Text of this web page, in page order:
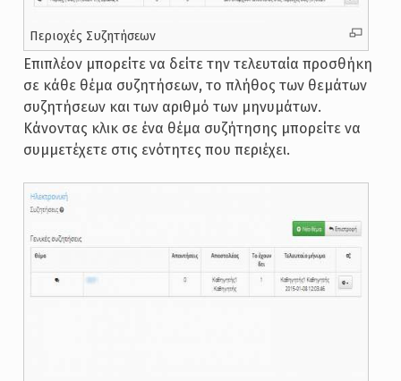
Περιοχές Συζητήσεων
Επιπλέον μπορείτε να δείτε την τελευταία προσθήκη
σε κάθε θέμα συζητήσεων, το πλήθος των θεμάτων
συζητήσεων και των αριθμό των μηνυμάτων.
Κάνοντας κλικ σε ένα θέμα συζήτησης μπορείτε να
συμμετέχετε στις ενότητες που περιέχει.